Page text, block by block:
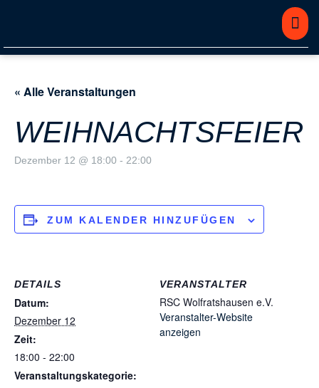
« Alle Veranstaltungen
WEIHNACHTSFEIER
Dezember 12 @ 18:00 - 22:00
ZUM KALENDER HINZUFÜGEN
DETAILS
Datum:
Dezember 12
Zeit:
18:00 - 22:00
Veranstaltungskategorie:
VERANSTALTER
RSC Wolfratshausen e.V.
Veranstalter-Website
anzeigen